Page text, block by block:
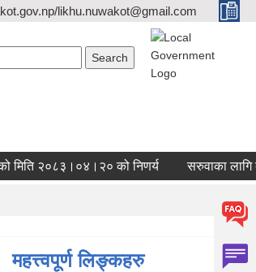
likhu.nuwakot@gmail.com
२०८३।०४।२० को निणर्य सरुवाका लागि
महत्त्वपूर्ण लिङ्कहरु